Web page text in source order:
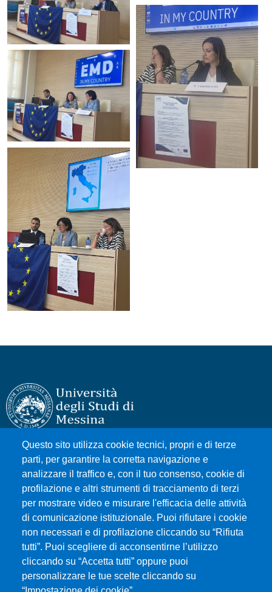
Questo sito utilizza cookie tecnici, propri e di terze
parti, per garantire la corretta navigazione e
analizzare il traffico e, con il tuo consenso, cookie di
profilazione e altri strumenti di tracciamento di terzi
per mostrare video e misurare l'efficacia delle attività
di comunicazione istituzionale. Puoi rifiutare i cookie
non necessari e di profilazione cliccando su “Rifiuta
tutti”. Puoi scegliere di acconsentirne l’utilizzo
cliccando su “Accetta tutti” oppure puoi
personalizzare le tue scelte cliccando su
Università degli Studi di Messina
Piazza Pugliatti, 1 - 98122 Messina
Cod. Fiscale 80004070837
P.IVA 00724160833
Centralino: 090 676 1
MENÙ SOCIAL